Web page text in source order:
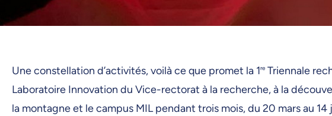
Une constellation d’activités, voilà ce que promet la 1re Triennale
Laboratoire Innovation du Vice-rectorat à la recherche, à la
la montagne et le campus MIL pendant trois mois, du 20 mars au